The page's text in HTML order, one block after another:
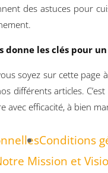
des astuces pour
donne les clés pour
soyez sur cette page
différents articles.
avec efficacité, à bien
Conditions
Mission et